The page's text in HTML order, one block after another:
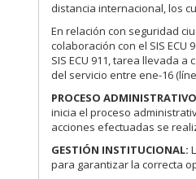
distancia internacional, los
En relación con seguridad
colaboración con el SIS
SIS ECU 911, tarea llevada
del servicio entre ene-16
PROCESO
inicia el proceso
acciones efectuadas se
GESTIÓN INSTITUCIONAL:
para garantizar la correcta